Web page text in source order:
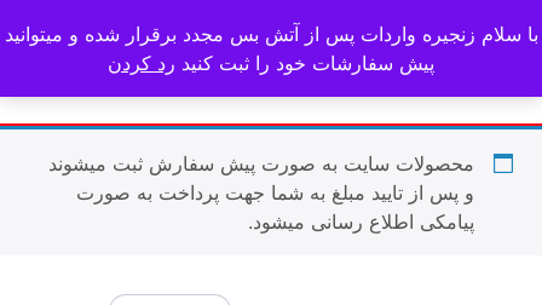
سلام زنجیره واردات پس از آتش بس مجدد برقرار شده و میتوانید
پیش سفارشات خود را ثبت کنیدرد کردن
محصولات سایت به صورت پیش سفارش ثبت میشوند
و پس از تایید مبلغ به شما جهت پرداخت به صورت
پیامکی اطلاع رسانی میشود.